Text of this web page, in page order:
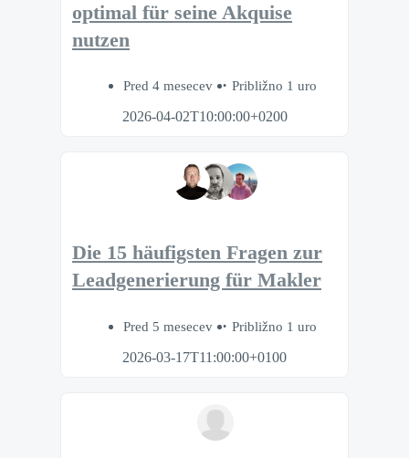
optimal für seine Akquise
nutzen
Pred 4 mesecev
Približno 1 uro
2026-04-02T10:00:00+0200
Die 15 häufigsten Fragen zur
Leadgenerierung für Makler
Pred 5 mesecev
Približno 1 uro
2026-03-17T11:00:00+0100